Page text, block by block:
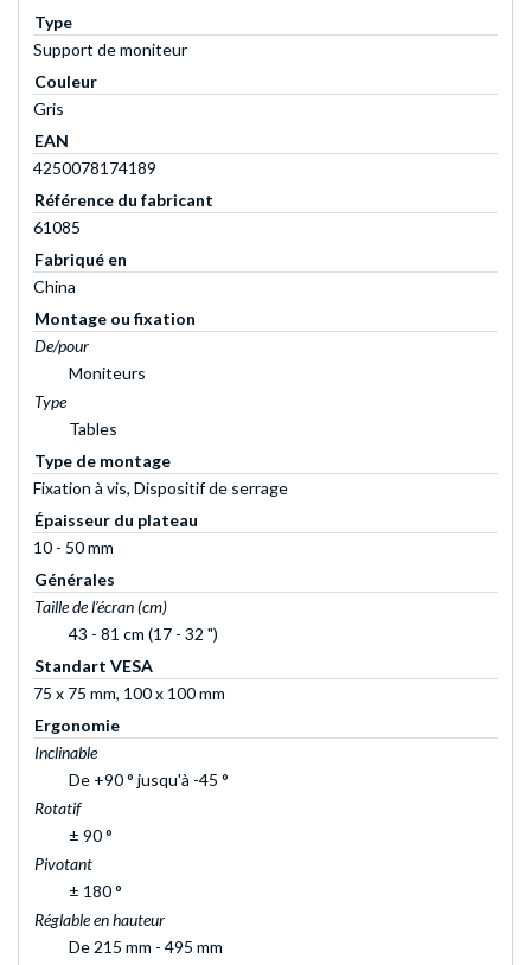
Type
Support de moniteur
Couleur
Gris
EAN
4250078174189
Référence du fabricant
61085
Fabriqué en
China
Montage ou fixation
De/pour
Moniteurs
Type
Tables
Type de montage
Fixation à vis, Dispositif de serrage
Épaisseur du plateau
10 - 50 mm
Générales
Taille de l’écran (cm)
43 - 81 cm (17 - 32 ")
Standart VESA
75 x 75 mm, 100 x 100 mm
Ergonomie
Inclinable
De +90 ° jusqu'à -45 °
Rotatif
± 90 °
Pivotant
± 180 °
Réglable en hauteur
De 215 mm - 495 mm